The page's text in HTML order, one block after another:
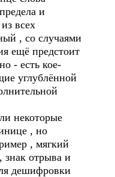
и
всех
, со случаями
ещё предстоит
- есть кое-
углублённой
некоторые
, но
, мягкий
знак отрыва и
дешифровки